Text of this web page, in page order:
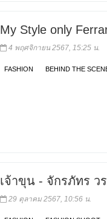
My Style only
4 พฤศจิกายน 2567, 15:25 น.
FASHION BEHIND THE
เจ้าขุน - จักรภัทร ว
29 ตุลาคม 2567, 10:56 น.